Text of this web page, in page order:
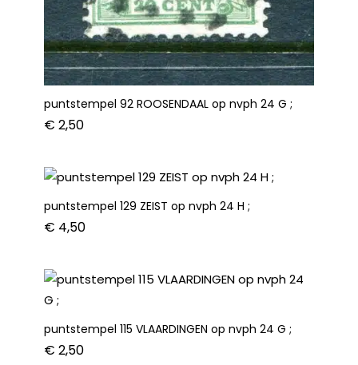
puntstempel 92 ROOSENDAAL op nvph 24 G ;
€ 2,50
puntstempel 129 ZEIST op nvph 24 H ;
€ 4,50
puntstempel 115 VLAARDINGEN op nvph 24 G ;
€ 2,50